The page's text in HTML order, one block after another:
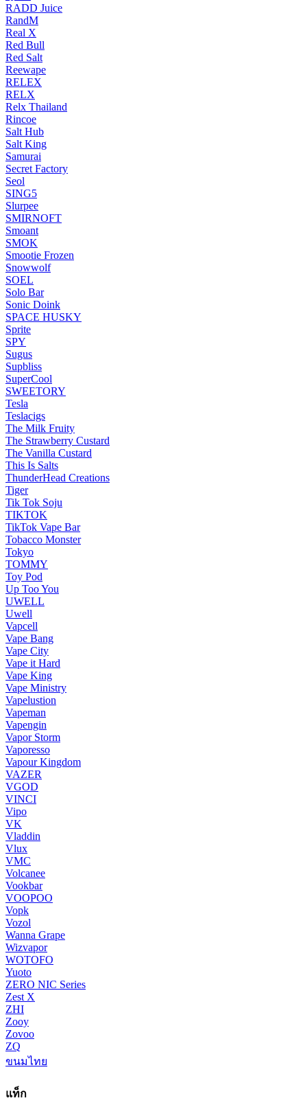
RADD Juice
RandM
Real X
Red Bull
Red Salt
Reewape
RELEX
RELX
Relx Thailand
Rincoe
Salt Hub
Salt King
Samurai
Secret Factory
Seol
SING5
Slurpee
SMIRNOFT
Smoant
SMOK
Smootie Frozen
Snowwolf
SOEL
Solo Bar
Sonic Doink
SPACE HUSKY
Sprite
SPY
Sugus
Supbliss
SuperCool
SWEETORY
Tesla
Teslacigs
The Milk Fruity
The Strawberry Custard
The Vanilla Custard
This Is Salts
ThunderHead Creations
Tiger
Tik Tok Soju
TIKTOK
TikTok Vape Bar
Tobacco Monster
Tokyo
TOMMY
Toy Pod
Up Too You
UWELL
Uwell
Vapcell
Vape Bang
Vape City
Vape it Hard
Vape King
Vape Ministry
Vapelustion
Vapeman
Vapengin
Vapor Storm
Vaporesso
Vapour Kingdom
VAZER
VGOD
VINCI
Vipo
VK
Vladdin
Vlux
VMC
Volcanee
Vookbar
VOOPOO
Vopk
Vozol
Wanna Grape
Wizvapor
WOTOFO
Yuoto
ZERO NIC Series
Zest X
ZHI
Zooy
Zovoo
ZQ
ขนมไทย
แท็ก